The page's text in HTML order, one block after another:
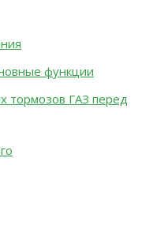
функции
тормозов ГАЗ перед